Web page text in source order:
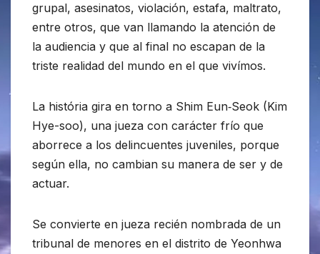
grupal, asesinatos, violación, estafa, maltrato,
entre otros, que van llamando la atención de
la audiencia y que al final no escapan de la
triste realidad del mundo en el que vivímos.
La história gira en torno a Shim Eun‑Seok (Kim
Hye-soo), una jueza con carácter frío que
aborrece a los delincuentes juveniles, porque
según ella, no cambian su manera de ser y de
actuar.
Se convierte en jueza recién nombrada de un
tribunal de menores en el distrito de Yeonhwa